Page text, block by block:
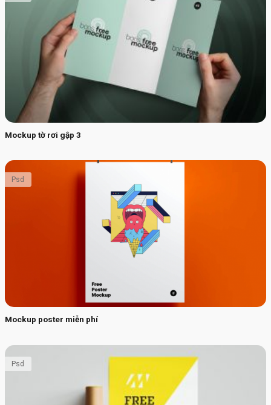
Mockup tờ rơi gập 3
Mockup poster miễn phí
Psd
Psd